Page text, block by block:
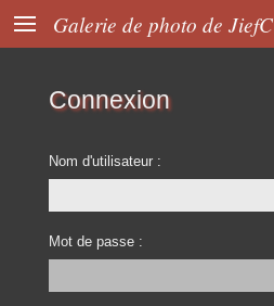
 Galerie de photo de JiefC
Connexion
Nom d'utilisateur :
Mot de passe :